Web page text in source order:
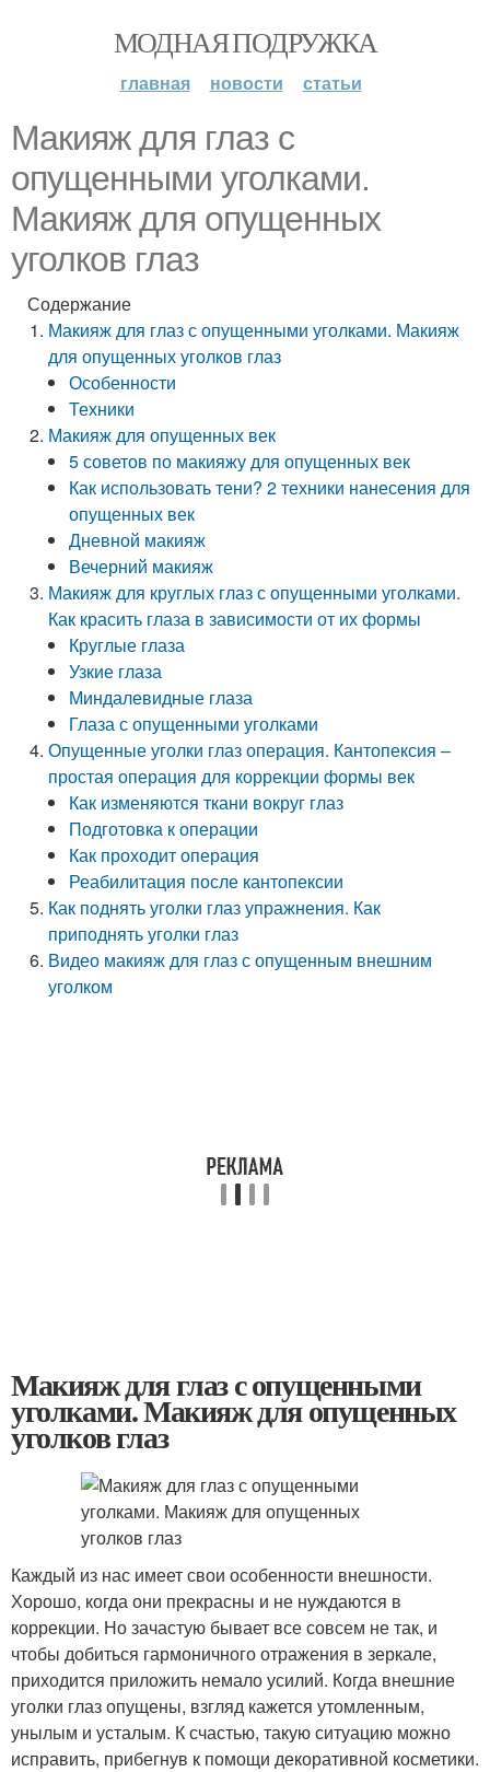
МОДНАЯ ПОДРУЖКА
главная новости статьи
Макияж для глаз с
опущенными уголками.
Макияж для опущенных
уголков глаз
Содержание
Макияж для глаз с опущенными уголками. Макияж
для опущенных уголков глаз
Особенности
Техники
Макияж для опущенных век
5 советов по макияжу для опущенных век
Как использовать тени? 2 техники нанесения для
опущенных век
Дневной макияж
Вечерний макияж
Макияж для круглых глаз с опущенными уголками.
Как красить глаза в зависимости от их формы
Круглые глаза
Узкие глаза
Миндалевидные глаза
Глаза с опущенными уголками
Опущенные уголки глаз операция. Кантопексия –
простая операция для коррекции формы век
Как изменяются ткани вокруг глаз
Подготовка к операции
Как проходит операция
Реабилитация после кантопексии
Как поднять уголки глаз упражнения. Как
приподнять уголки глаз
Видео макияж для глаз с опущенным внешним
уголком
Макияж для глаз с опущенными
уголками. Макияж для опущенных
уголков глаз
Каждый из нас имеет свои особенности внешности.
Хорошо, когда они прекрасны и не нуждаются в
коррекции. Но зачастую бывает все совсем не так, и
чтобы добиться гармоничного отражения в зеркале,
приходится приложить немало усилий. Когда внешние
уголки глаз опущены, взгляд кажется утомленным,
унылым и усталым. К счастью, такую ситуацию можно
исправить, прибегнув к помощи декоративной косметики.